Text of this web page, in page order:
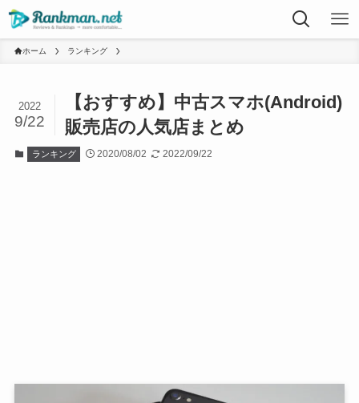
ホーム ランキング
【おすすめ】中古スマホ(Android)
販売店の人気店まとめ
2022
9/22
ランキング 2020/08/02 2022/09/22